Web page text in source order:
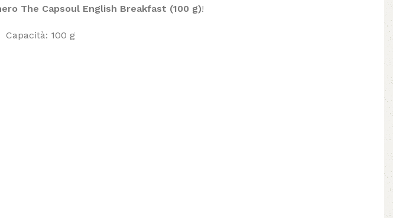
The Capsoul English Breakfast (100 g)!
Capacità: 100 g